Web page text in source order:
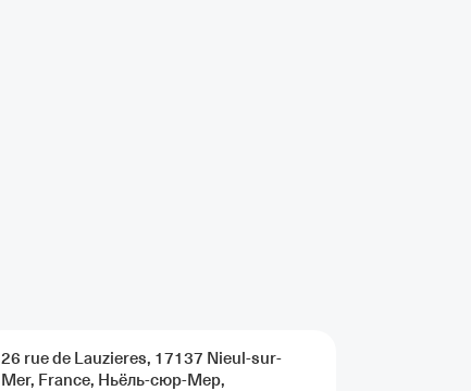
26 rue de Lauzieres, 17137 Nieul-sur-
Mer, France, Ньёль-сюр-Мер,